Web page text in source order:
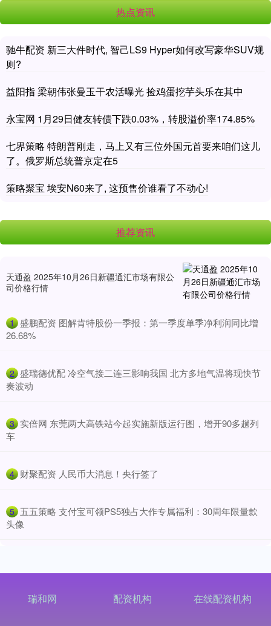
热点资讯
驰牛配资 新三大件时代, 智己LS9 Hyper如何改写豪华SUV规
则?
益阳指 梁朝伟张曼玉干农活曝光 捡鸡蛋挖芋头乐在其中
永宝网 1月29日健友转债下跌0.03%，转股溢价率174.85%
七界策略 特朗普刚走，马上又有三位外国元首要来咱们这儿
了。俄罗斯总统普京定在5
策略聚宝 埃安N60来了, 这预售价谁看了不动心!
推荐资讯
天通盈 2025年10月26日新疆通汇市场有限公
司价格行情
1 ​盛鹏配资 图解肯特股份一季报：第一季度单季净利润同比增
26.68%
2 ​盛瑞德优配 冷空气接二连三影响我国 北方多地气温将现快节
奏波动
3 ​实倍网 东莞两大高铁站今起实施新版运行图，增开90多趟列
车
4 ​财聚配资 人民币大消息！央行签了
5 ​五五策略 支付宝可领PS5独占大作专属福利：30周年限量款
头像
瑞和网 配资机构 在线配资机构